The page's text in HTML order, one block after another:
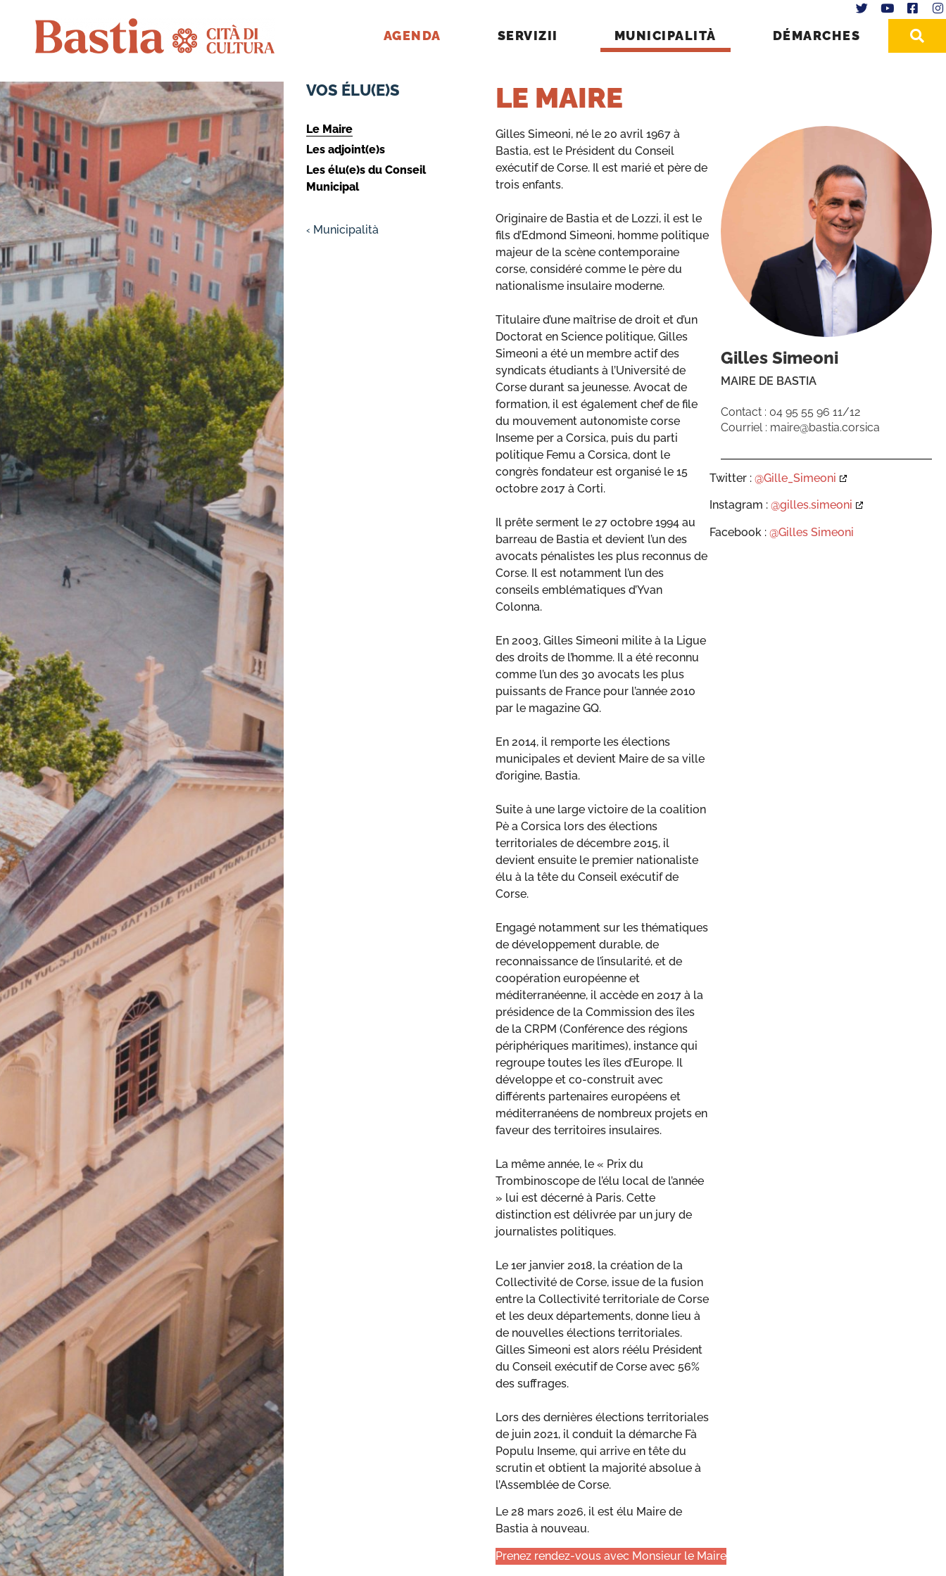
AGENDA SERVIZII MUNICIPALITÀ DÉMARCHES
VOS ÉLU(E)S
Le Maire
Les adjoint(e)s
Les élu(e)s du Conseil
Municipal
‹ Municipalità
LE MAIRE
Gilles Simeoni, né le 20 avril 1967 à
Bastia, est le Président du Conseil
exécutif de Corse. Il est marié et père de
trois enfants.
Originaire de Bastia et de Lozzi, il est le
fils d’Edmond Simeoni, homme politique
majeur de la scène contemporaine
corse, considéré comme le père du
nationalisme insulaire moderne.
Titulaire d’une maîtrise de droit et d’un
Doctorat en Science politique, Gilles
Simeoni a été un membre actif des
syndicats étudiants à l’Université de
Corse durant sa jeunesse. Avocat de
formation, il est également chef de file
du mouvement autonomiste corse
Inseme per a Corsica, puis du parti
politique Femu a Corsica, dont le
congrès fondateur est organisé le 15
octobre 2017 à Corti.
Il prête serment le 27 octobre 1994 au
barreau de Bastia et devient l’un des
avocats pénalistes les plus reconnus de
Corse. Il est notamment l’un des
conseils emblématiques d’Yvan
Colonna.
En 2003, Gilles Simeoni milite à la Ligue
des droits de l’homme. Il a été reconnu
comme l’un des 30 avocats les plus
puissants de France pour l’année 2010
par le magazine GQ.
En 2014, il remporte les élections
municipales et devient Maire de sa ville
d’origine, Bastia.
Suite à une large victoire de la coalition
Pè a Corsica lors des élections
territoriales de décembre 2015, il
devient ensuite le premier nationaliste
élu à la tête du Conseil exécutif de
Corse.
Engagé notamment sur les thématiques
de développement durable, de
reconnaissance de l’insularité, et de
coopération européenne et
méditerranéenne, il accède en 2017 à la
présidence de la Commission des îles
de la CRPM (Conférence des régions
périphériques maritimes), instance qui
regroupe toutes les îles d’Europe. Il
développe et co-construit avec
différents partenaires européens et
méditerranéens de nombreux projets en
faveur des territoires insulaires.
La même année, le « Prix du
Trombinoscope de l’élu local de l’année
» lui est décerné à Paris. Cette
distinction est délivrée par un jury de
journalistes politiques.
Le 1er janvier 2018, la création de la
Collectivité de Corse, issue de la fusion
entre la Collectivité territoriale de Corse
et les deux départements, donne lieu à
de nouvelles élections territoriales.
Gilles Simeoni est alors réélu Président
du Conseil exécutif de Corse avec 56%
des suffrages.
Lors des dernières élections territoriales
de juin 2021, il conduit la démarche Fà
Populu Inseme, qui arrive en tête du
scrutin et obtient la majorité absolue à
l’Assemblée de Corse.
Le 28 mars 2026, il est élu Maire de
Bastia à nouveau.
Gilles Simeoni
MAIRE DE BASTIA
Contact : 04 95 55 96 11/12
Courriel : maire@bastia.corsica
Twitter : @Gille_Simeoni
Instagram : @gilles.simeoni
Facebook : @Gilles Simeoni
Prenez rendez-vous avec Monsieur le Maire